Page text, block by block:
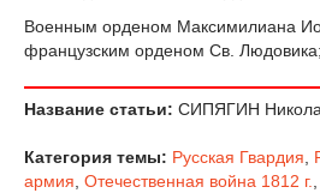
Военным орденом Максимилиана
французским орденом Св.
Название статьи: СИПЯГИН
Категория темы: Русская Гвардия
армия Отечественная война 1812 г.